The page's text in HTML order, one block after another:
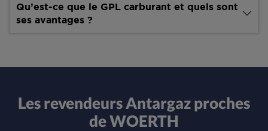
Qu’est-ce que le GPL carburant et quels sont
ses avantages ?
Les revendeurs Antargaz proches
de WOERTH